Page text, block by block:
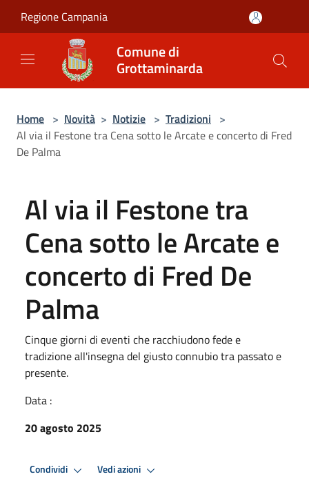
Regione Campania
Comune di
Grottaminarda
Home > Novità > Notizie > Tradizioni >
Al via il Festone tra Cena sotto le Arcate e concerto di Fred
De Palma
Al via il Festone tra
Cena sotto le Arcate e
concerto di Fred De
Palma
Cinque giorni di eventi che racchiudono fede e
tradizione all'insegna del giusto connubio tra passato e
presente.
Data :
20 agosto 2025
Condividi Vedi azioni